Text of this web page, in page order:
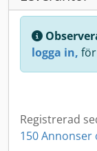
logga in,
Registrerad
150 Annonser